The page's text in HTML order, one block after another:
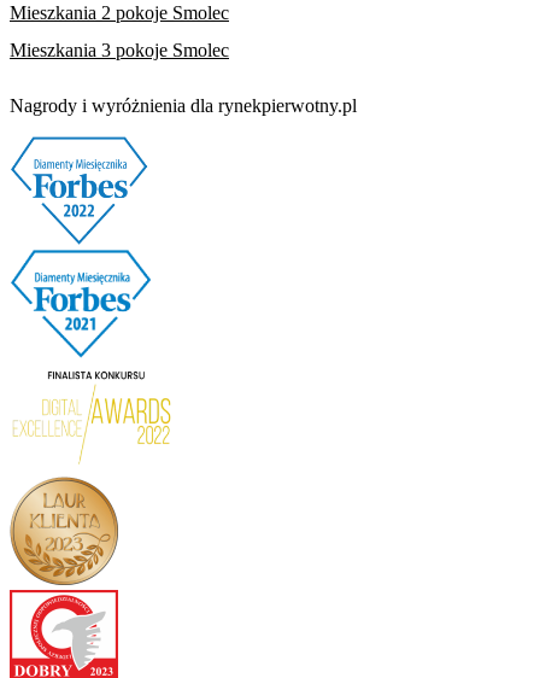
Mieszkania 2 pokoje Smolec
Mieszkania 3 pokoje Smolec
Nagrody i wyróżnienia dla rynekpierwotny.pl